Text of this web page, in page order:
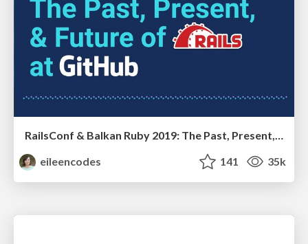
RailsConf & Balkan Ruby 2019: The Past, Present, and Future of Rails at GitHub
eileencodes
141 35k